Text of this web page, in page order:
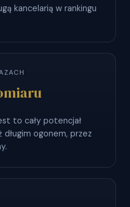
kancelarią w rankingu
to cały potencjał
długim ogonem, przez